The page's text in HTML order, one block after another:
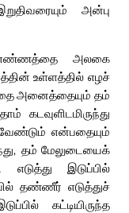
அன்பு
எண்ணத்தை அலகை
உள்ளத்தில் எழச்
அனைத்தையும் தம்
கடவுளிடமிருந்து
என்பதையும்
தம் மேலுடையைக்
இடுப்பில்
தண்ணீர் எடுத்துச்
கட்டியிருந்த